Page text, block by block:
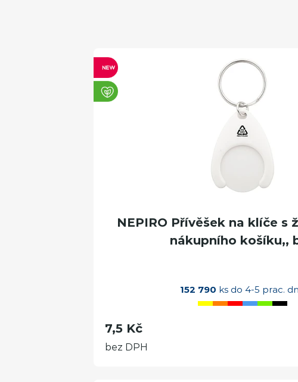
NEPIRO Přívěšek na klíče s
nákupního košíku,,
152 790 ks do 4-5 prac.
7,5 Kč
bez DPH